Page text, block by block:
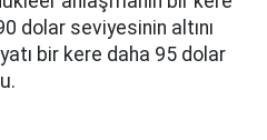
dolar seviyesinin altını
bir kere daha 95 dolar